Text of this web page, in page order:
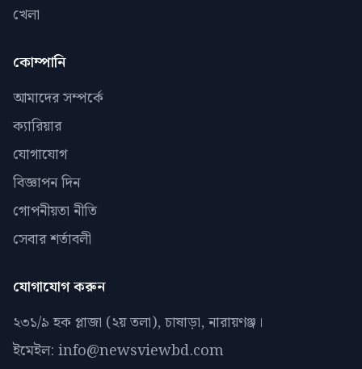
খেলা
কোম্পানি
আমাদের সম্পর্কে
ক্যারিয়ার
যোগাযোগ
বিজ্ঞাপন দিন
গোপনীয়তা নীতি
সেবার শর্তাবলী
যোগাযোগ করুন
২৩১/৯ হক প্লাজা (২য় তলা), চাষাড়া, নারায়ণঞ্জ।
ইমেইল: info@newsviewbd.com